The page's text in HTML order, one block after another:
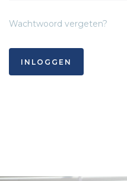
Wachtwoord vergeten?
INLOGGEN